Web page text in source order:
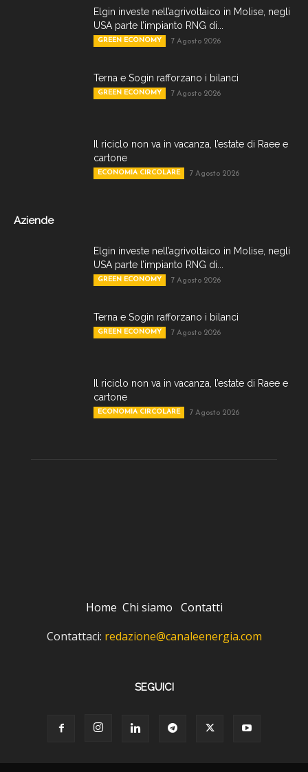
Elgin investe nell’agrivoltaico in Molise, negli
USA parte l’impianto RNG di...
GREEN ECONOMY 7 Agosto 2026
Terna e Sogin rafforzano i bilanci
GREEN ECONOMY 7 Agosto 2026
Il riciclo non va in vacanza, l’estate di Raee e
cartone
ECONOMIA CIRCOLARE 7 Agosto 2026
Aziende
Elgin investe nell’agrivoltaico in Molise, negli
USA parte l’impianto RNG di...
GREEN ECONOMY 7 Agosto 2026
Terna e Sogin rafforzano i bilanci
GREEN ECONOMY 7 Agosto 2026
Il riciclo non va in vacanza, l’estate di Raee e
cartone
ECONOMIA CIRCOLARE 7 Agosto 2026
Home Chi siamo Contatti
Contattaci: redazione@canaleenergia.com
SEGUICI